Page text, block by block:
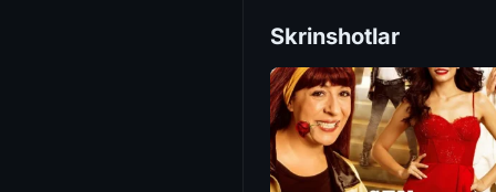
Skrinshotlar